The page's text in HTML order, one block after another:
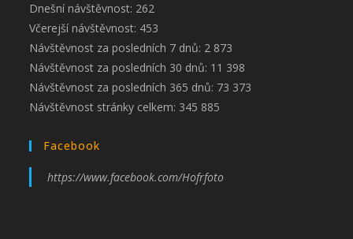
Dnešní návštěvnost: 262
Včerejší návštěvnost: 453
Návštěvnost za posledních 7 dnů: 2 873
Návštěvnost za posledních 30 dnů: 11 398
Návštěvnost za posledních 365 dnů: 73 373
Návštěvnost stránky celkem: 345 885
Facebook
https://www.facebook.com/Hofrfoto